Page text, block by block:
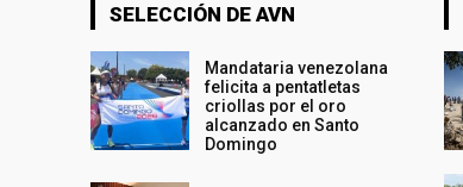
SELECCIÓN DE AVN
Mandataria venezolana
felicita a pentatletas
criollas por el oro
alcanzado en Santo
Domingo